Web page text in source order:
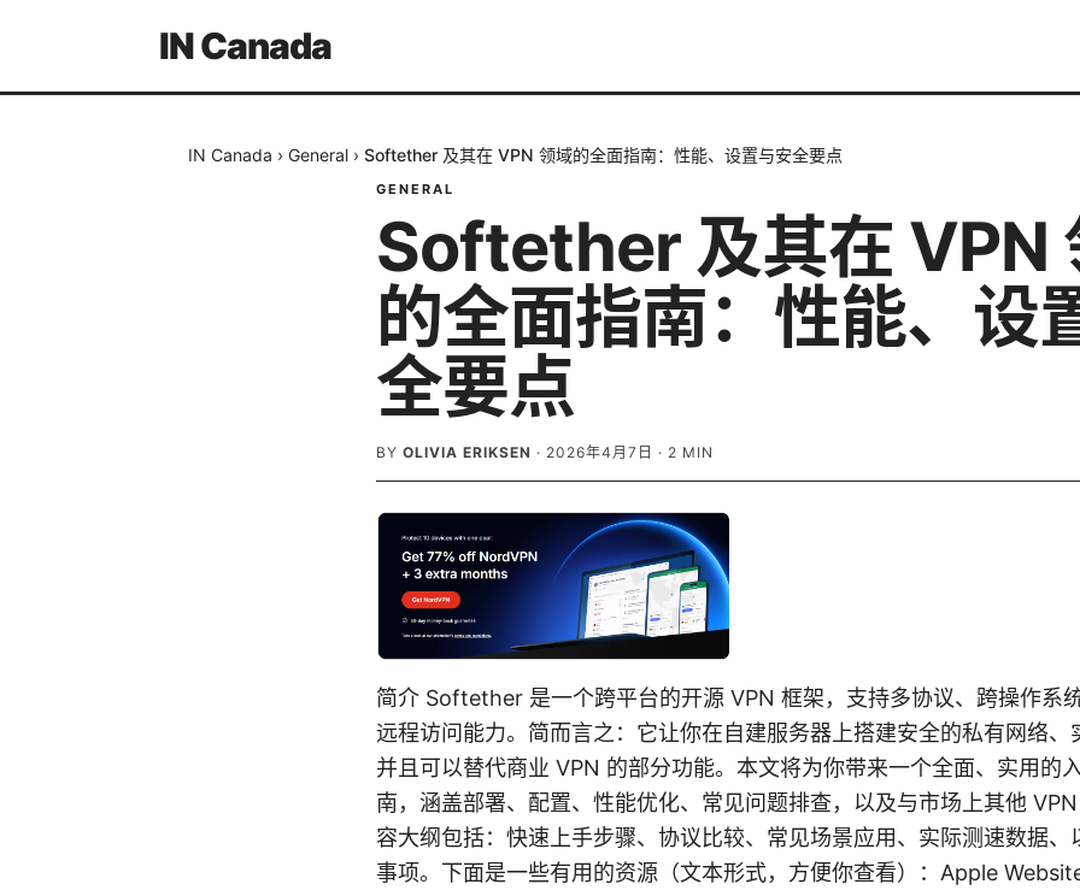
IN Canada
IN Canada › General › Softether 及其在 VPN 领域的全面指南：性能、设置与安全要点
GENERAL
Softether 及其在 VPN
的全面指南：性能、设
全要点
BY OLIVIA ERIKSEN · 2026年4月7日 · 2 MIN
简介 Softether 是一个跨平台的开源 VPN 框架，支持多协议、跨操作系
远程访问能力。简而言之：它让你在自建服务器上搭建安全的私有网络、
并且可以替代商业 VPN 的部分功能。本文将为你带来一个全面、实用的
南，涵盖部署、配置、性能优化、常见问题排查，以及与市场上其他
容大纲包括：快速上手步骤、协议比较、常见场景应用、实际测速数据、
事项。下面是一些有用的资源（文本形式，方便你查看）：Apple